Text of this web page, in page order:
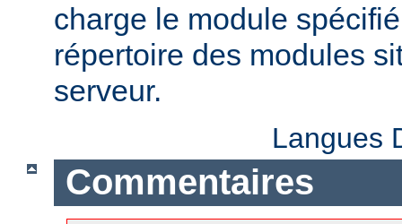
charge le module
répertoire des modules
serveur.
Langues
Commentaires